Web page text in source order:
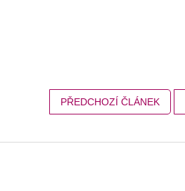
PŘEDCHOZÍ ČLÁNEK